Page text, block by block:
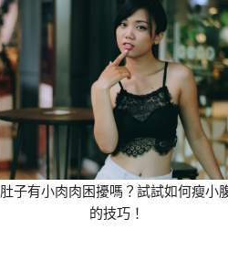
肚子有小肉肉困擾嗎？試試如何瘦小
的技巧！